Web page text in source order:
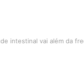
intestinal vai além da